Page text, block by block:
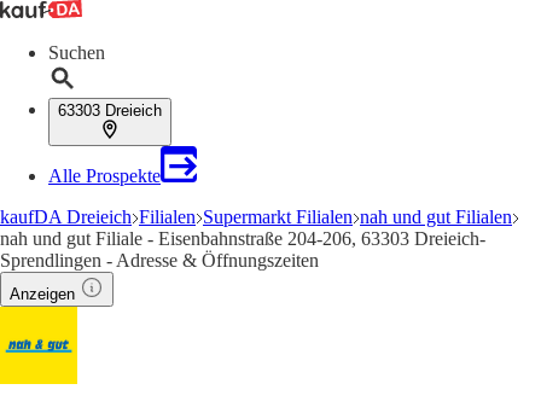
Suchen
63303 Dreieich
Alle Prospekte
kaufDA Dreieich Filialen Supermarkt Filialen nah und gut Filialen
nah und gut Filiale - Eisenbahnstraße 204-206, 63303 Dreieich-
Sprendlingen - Adresse & Öffnungszeiten
Anzeigen